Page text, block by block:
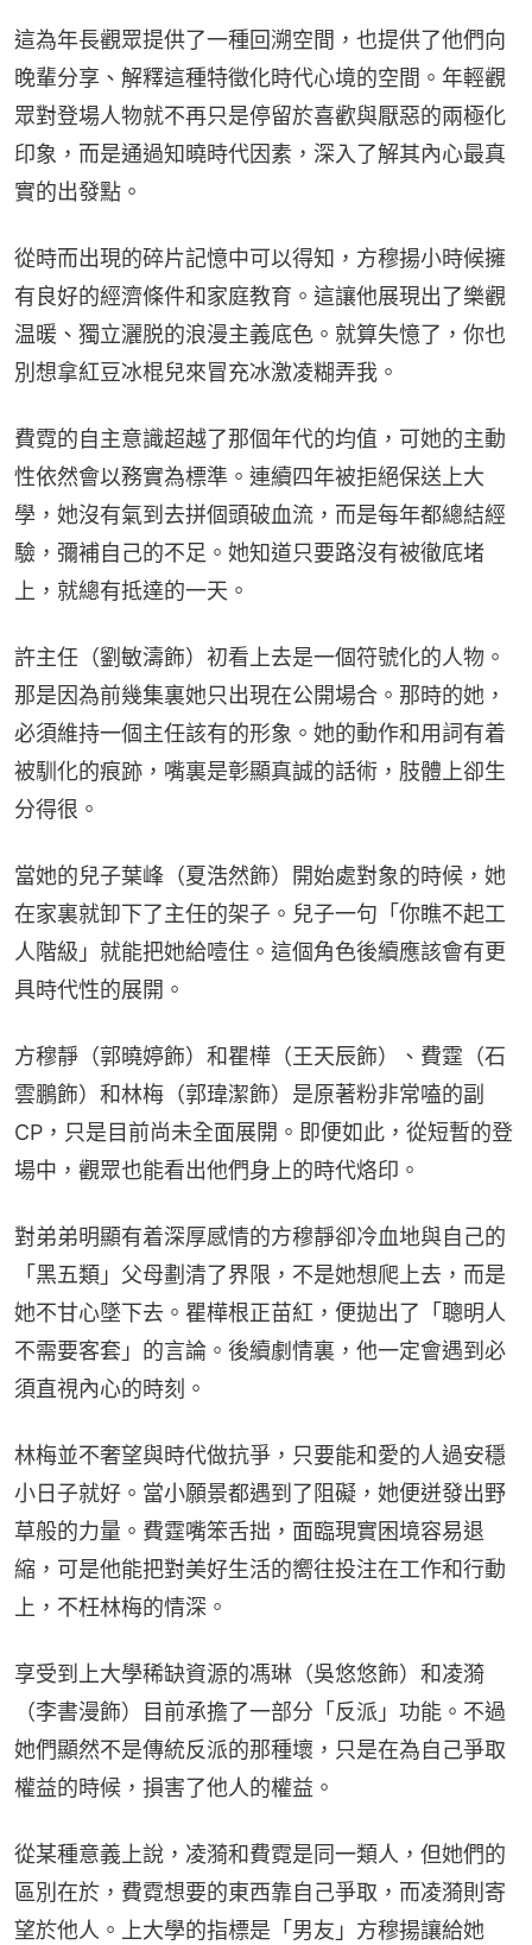
這為年長觀眾提供了一種回溯空間，也提供了他們向
晚輩分享、解釋這種特徵化時代心境的空間。年輕觀
眾對登場人物就不再只是停留於喜歡與厭惡的兩極化
印象，而是通過知曉時代因素，深入了解其內心最真
實的出發點。
從時而出現的碎片記憶中可以得知，方穆揚小時候擁
有良好的經濟條件和家庭教育。這讓他展現出了樂觀
温暖、獨立灑脱的浪漫主義底色。就算失憶了，你也
別想拿紅豆冰棍兒來冒充冰激凌糊弄我。
費霓的自主意識超越了那個年代的均值，可她的主動
性依然會以務實為標準。連續四年被拒絕保送上大
學，她沒有氣到去拼個頭破血流，而是每年都總結經
驗，彌補自己的不足。她知道只要路沒有被徹底堵
上，就總有抵達的一天。
許主任（劉敏濤飾）初看上去是一個符號化的人物。
那是因為前幾集裏她只出現在公開場合。那時的她，
必須維持一個主任該有的形象。她的動作和用詞有着
被馴化的痕跡，嘴裏是彰顯真誠的話術，肢體上卻生
分得很。
當她的兒子葉峰（夏浩然飾）開始處對象的時候，她
在家裏就卸下了主任的架子。兒子一句「你瞧不起工
人階級」就能把她給噎住。這個角色後續應該會有更
具時代性的展開。
方穆靜（郭曉婷飾）和瞿樺（王天辰飾）、費霆（石
雲鵬飾）和林梅（郭瑋潔飾）是原著粉非常嗑的副
CP，只是目前尚未全面展開。即便如此，從短暫的登
場中，觀眾也能看出他們身上的時代烙印。
對弟弟明顯有着深厚感情的方穆靜卻冷血地與自己的
「黑五類」父母劃清了界限，不是她想爬上去，而是
她不甘心墜下去。瞿樺根正苗紅，便拋出了「聰明人
不需要客套」的言論。後續劇情裏，他一定會遇到必
須直視內心的時刻。
林梅並不奢望與時代做抗爭，只要能和愛的人過安穩
小日子就好。當小願景都遇到了阻礙，她便迸發出野
草般的力量。費霆嘴笨舌拙，面臨現實困境容易退
縮，可是他能把對美好生活的嚮往投注在工作和行動
上，不枉林梅的情深。
享受到上大學稀缺資源的馮琳（吳悠悠飾）和凌漪
（李書漫飾）目前承擔了一部分「反派」功能。不過
她們顯然不是傳統反派的那種壞，只是在為自己爭取
權益的時候，損害了他人的權益。
從某種意義上說，凌漪和費霓是同一類人，但她們的
區別在於，費霓想要的東西靠自己爭取，而凌漪則寄
望於他人。上大學的指標是「男友」方穆揚讓給她